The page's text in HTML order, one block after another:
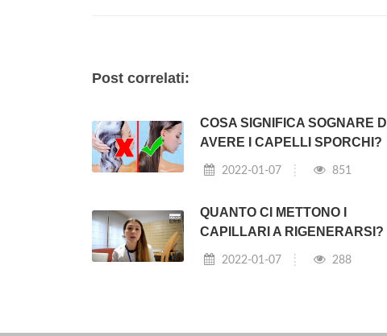
Post correlati:
COSA SIGNIFICA SOGNARE DI
AVERE I CAPELLI SPORCHI?
2022-01-07 851
QUANTO CI METTONO I
CAPILLARI A RIGENERARSI?
2022-01-07 288